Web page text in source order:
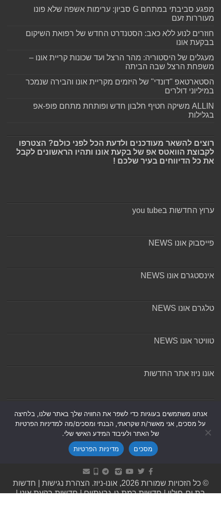
מפגע סביבתי במתחם G סביון: ערימות אשפה שלא פונו
מעוררות זעם
חוזרים לנוע ללא כאב: הסטנדרט החדש של רפואת השיקום
בבקעת אונו
מעגלים של היסטוריה: מהר הרצל ועד שכונות קריית אונו –
משפחת הרצל שבה הביתה
הסטארטאפ "דונדי" של היזמים מקריית אונו והבירה שנמכר
במיליוני דולרים
ALLIN משיקה חטיף חלבון חדש ופותחת מתחם פופ-אפ
בגלילות
רוצים להשאר מעודכנים ולדעת הכל לפני כולם? הצטרפו
לקבוצת הוואטס אפ של בקעת אונו ותהיו הראשונים לקבל
את כל הדיווחים בעיר שלכם !
ערוץ החדשות בyou tube
פייסבוק אונו NEWS
אינסטגרם אונו NEWS
טלגרם אונו NEWS
טוויטר אונו NEWS
אונו ניוז אתר החדשות
© כל הזכויות שמורות 2026, אונו-ניוז. הצהרת נגישות
חדשות
בת ים-חולון|חדשות רמת גן-גבעתיים|חדשות בקעת אונו|
אנחנו משתמשים בעוגיות כדי לשפר את החוויה שלך באתר שלנו, בלחיצה
על מסכים, אני מאשר/ת שקראתי, הבנתי ומסכים/מה למדיניות הפרטיות
של האתר ולעיבוד המידע האישי שלי.
מסכים
מדיניות הפרטיות